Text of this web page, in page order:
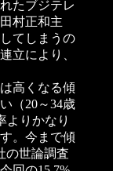
たブジテレ
村正和主
てしまうの
立により、
高くなる傾
（20～34歳
よりかなり
。今まで傾
の世論調査